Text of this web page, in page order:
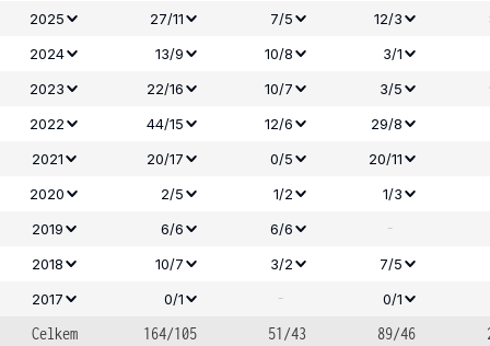
2025 27/11 7/5 12/3
2024
13/9 10/8
3/1
2023
22/16 10/7 3/5
2022
44/15 12/6
29/8
2021
20/17 0/5
20/11
2020
2/5 1/2
1/3
2019
6/6 6/6 -
2018 10/7 3/2
7/5
2017
0/1 - 0/1
Celkem 164/105 51/43 89/46